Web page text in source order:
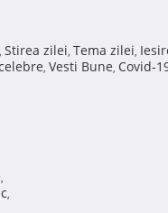
, Stirea zilei, Tema zilei,
, Vesti Bune, Covid-
,
,